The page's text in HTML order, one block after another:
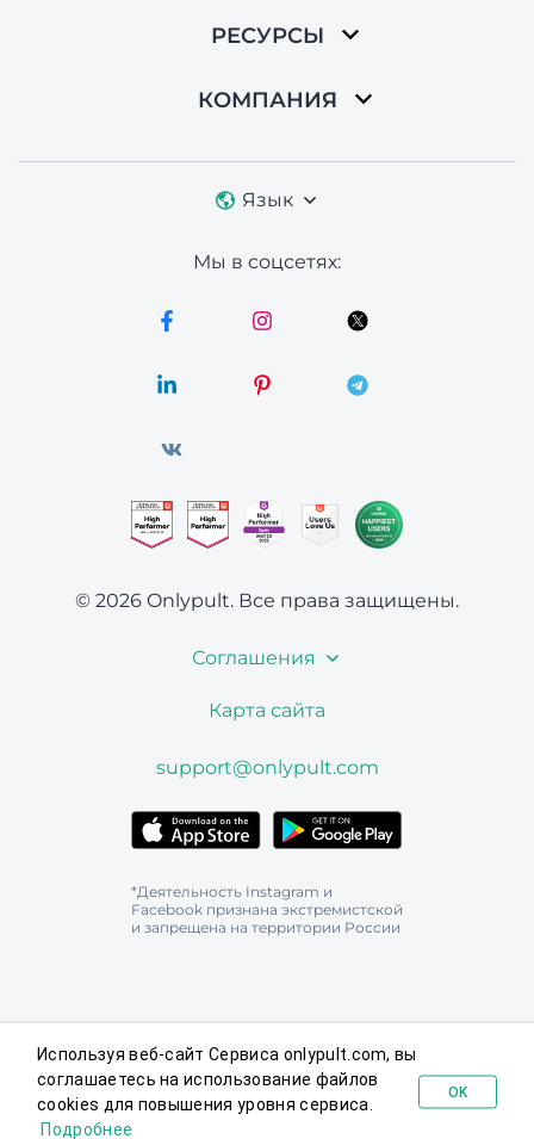
РЕСУРСЫ
КОМПАНИЯ
Язык
Мы в соцсетях:
© 2026 Onlypult. Все права защищены.
Соглашения
Карта сайта
support@onlypult.com
*Деятельность Instagram и
Facebook признана экстремистской
и запрещена на территории России
Используя веб-сайт Сервиса onlypult.com, вы
соглашаетесь на использование файлов
cookies для повышения уровня сервиса.
Подробнее
OK
Попробовать бесплатно